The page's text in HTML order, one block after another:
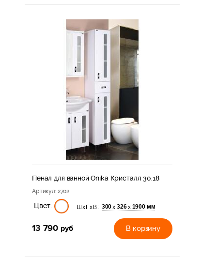
Пенал для ванной Onika Кристалл 30.18
Артикул: 2702
Цвет: ШхГхВ: 300х 326х 1900 мм
13 790 руб В корзину